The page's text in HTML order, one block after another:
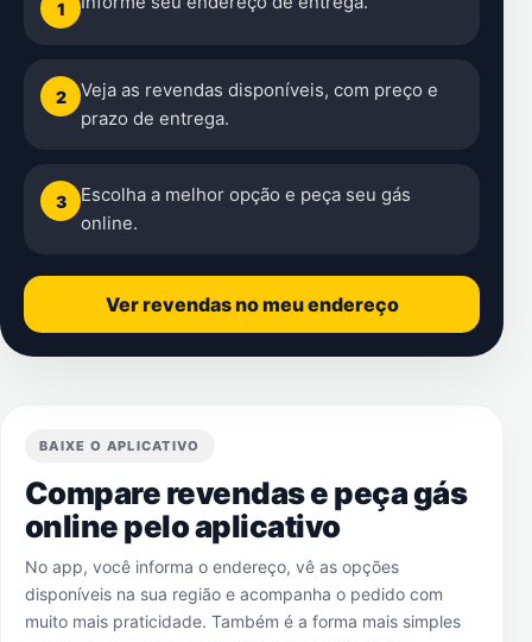
1
2
Veja as revendas disponíveis, com preço e
prazo de entrega.
3
Escolha a melhor opção e peça seu gás
online.
Ver revendas no meu endereço
BAIXE O APLICATIVO
Compare revendas e peça gás
online pelo aplicativo
No app, você informa o endereço, vê as opções
disponíveis na sua região e acompanha o pedido com
muito mais praticidade. Também é a forma mais simples